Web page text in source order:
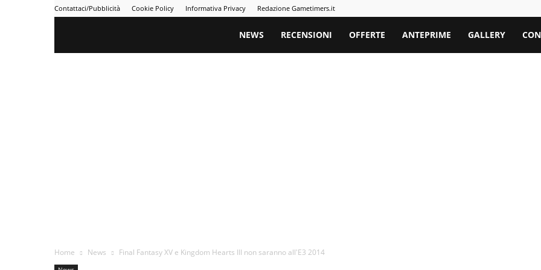
Contattaci/Pubblicità Cookie Policy Informativa Privacy Redazione Gametimers.it
Gametimers
NEWS RECENSIONI OFFERTE ANTEPRIME GALLERY
Home News Final Fantasy XV e Kingdom Hearts III non saranno all'E3 2014